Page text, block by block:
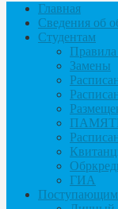
Главная
Сведения об
Студентам
Правила
Замены
ГИА
Поступающим